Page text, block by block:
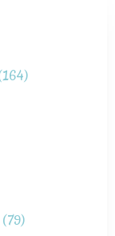
(79)